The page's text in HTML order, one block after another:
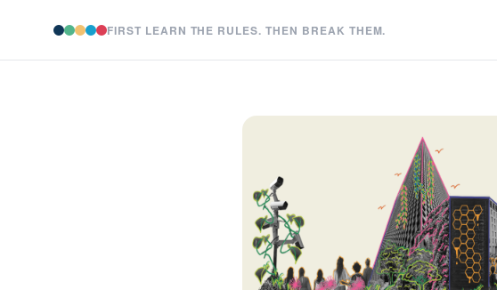
FIRST LEARN THE RULES. THEN BREAK THEM.